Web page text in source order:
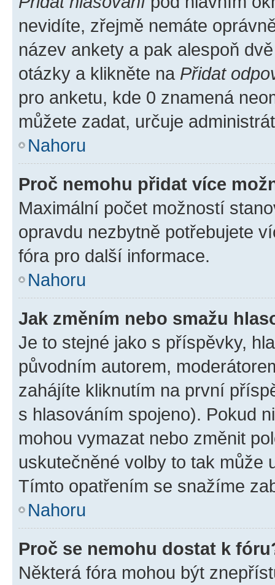
nevidíte, zřejmě nemáte
název ankety a pak alespoň
otázky a klikněte na Přidat
pro anketu, kde 0 znamená
můžete zadat, určuje
Nahoru
Proč nemohu přidat více
Maximální počet možností
opravdu nezbytně potřebujete
fóra pro další informace.
Nahoru
Jak změním nebo smažu
Je to stejné jako s příspěvky,
původním autorem,
zahájíte kliknutím na první
s hlasováním spojeno). Pokud
mohou vymazat nebo změnit
uskutečněné volby to tak může
Tímto opatřením se snažíme
Nahoru
Proč se nemohu dostat k
Některá fóra mohou být